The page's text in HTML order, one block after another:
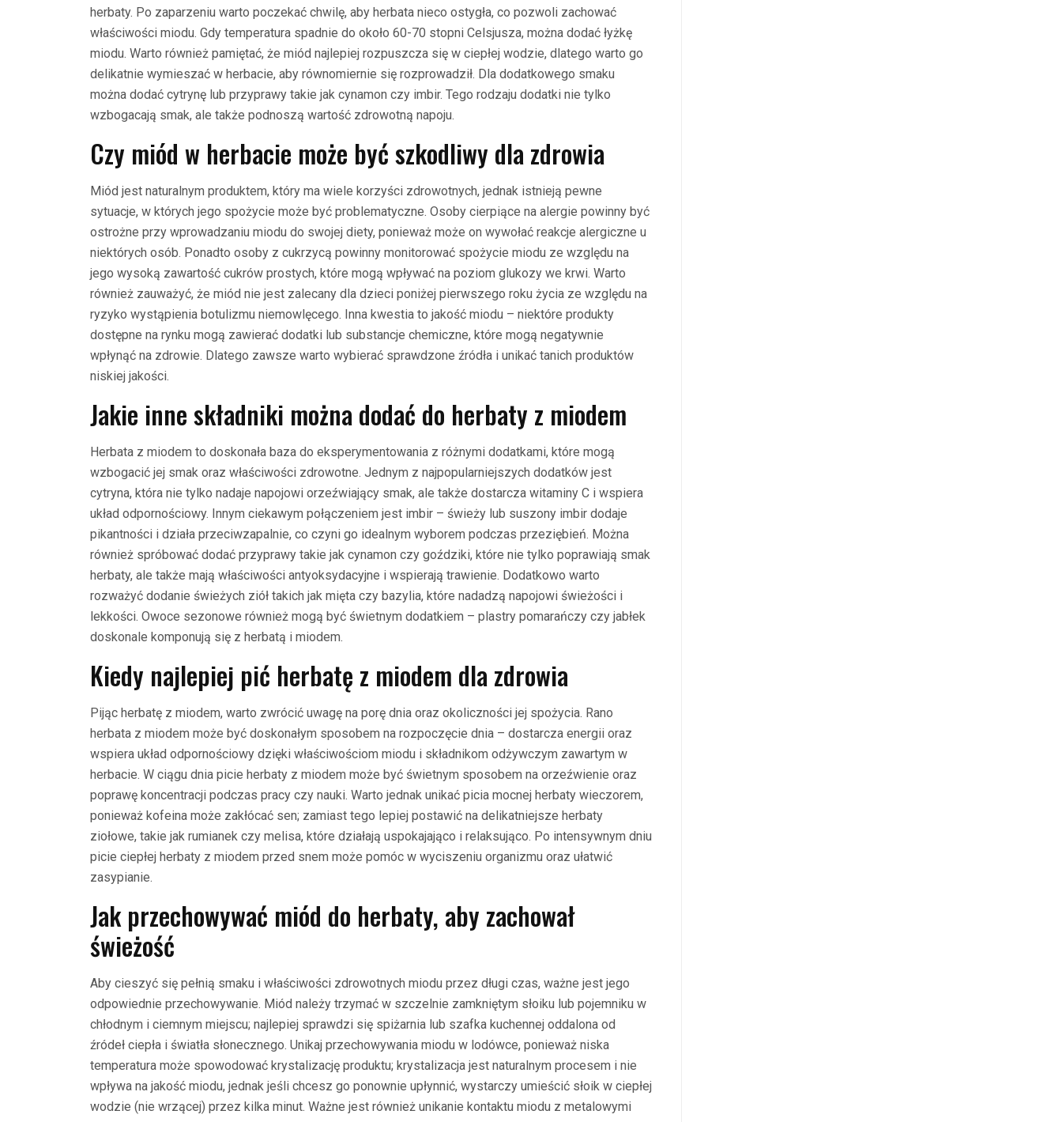
herbaty. Po zaparzeniu warto poczekać chwilę, aby herbata nieco ostygła, co pozwoli zachować
właściwości miodu. Gdy temperatura spadnie do około 60-70 stopni Celsjusza, można dodać łyżkę
miodu. Warto również pamiętać, że miód najlepiej rozpuszcza się w ciepłej wodzie, dlatego warto go
delikatnie wymieszać w herbacie, aby równomiernie się rozprowadził. Dla dodatkowego smaku
można dodać cytrynę lub przyprawy takie jak cynamon czy imbir. Tego rodzaju dodatki nie tylko
wzbogacają smak, ale także podnoszą wartość zdrowotną napoju.
Czy miód w herbacie może być szkodliwy dla zdrowia
Miód jest naturalnym produktem, który ma wiele korzyści zdrowotnych, jednak istnieją pewne
sytuacje, w których jego spożycie może być problematyczne. Osoby cierpiące na alergie powinny być
ostrożne przy wprowadzaniu miodu do swojej diety, ponieważ może on wywołać reakcje alergiczne u
niektórych osób. Ponadto osoby z cukrzycą powinny monitorować spożycie miodu ze względu na
jego wysoką zawartość cukrów prostych, które mogą wpływać na poziom glukozy we krwi. Warto
również zauważyć, że miód nie jest zalecany dla dzieci poniżej pierwszego roku życia ze względu na
ryzyko wystąpienia botulizmu niemowlęcego. Inna kwestia to jakość miodu – niektóre produkty
dostępne na rynku mogą zawierać dodatki lub substancje chemiczne, które mogą negatywnie
wpłynąć na zdrowie. Dlatego zawsze warto wybierać sprawdzone źródła i unikać tanich produktów
niskiej jakości.
Jakie inne składniki można dodać do herbaty z miodem
Herbata z miodem to doskonała baza do eksperymentowania z różnymi dodatkami, które mogą
wzbogacić jej smak oraz właściwości zdrowotne. Jednym z najpopularniejszych dodatków jest
cytryna, która nie tylko nadaje napojowi orzeźwiający smak, ale także dostarcza witaminy C i wspiera
układ odpornościowy. Innym ciekawym połączeniem jest imbir – świeży lub suszony imbir dodaje
pikantności i działa przeciwzapalnie, co czyni go idealnym wyborem podczas przeziębień. Można
również spróbować dodać przyprawy takie jak cynamon czy goździki, które nie tylko poprawiają smak
herbaty, ale także mają właściwości antyoksydacyjne i wspierają trawienie. Dodatkowo warto
rozważyć dodanie świeżych ziół takich jak mięta czy bazylia, które nadadzą napojowi świeżości i
lekkości. Owoce sezonowe również mogą być świetnym dodatkiem – plastry pomarańczy czy jabłek
doskonale komponują się z herbatą i miodem.
Kiedy najlepiej pić herbatę z miodem dla zdrowia
Pijąc herbatę z miodem, warto zwrócić uwagę na porę dnia oraz okoliczności jej spożycia. Rano
herbata z miodem może być doskonałym sposobem na rozpoczęcie dnia – dostarcza energii oraz
wspiera układ odpornościowy dzięki właściwościom miodu i składnikom odżywczym zawartym w
herbacie. W ciągu dnia picie herbaty z miodem może być świetnym sposobem na orzeźwienie oraz
poprawę koncentracji podczas pracy czy nauki. Warto jednak unikać picia mocnej herbaty wieczorem,
ponieważ kofeina może zakłócać sen; zamiast tego lepiej postawić na delikatniejsze herbaty
ziołowe, takie jak rumianek czy melisa, które działają uspokajająco i relaksująco. Po intensywnym dniu
picie ciepłej herbaty z miodem przed snem może pomóc w wyciszeniu organizmu oraz ułatwić
zasypianie.
Jak przechowywać miód do herbaty, aby zachował
świeżość
Aby cieszyć się pełnią smaku i właściwości zdrowotnych miodu przez długi czas, ważne jest jego
odpowiednie przechowywanie. Miód należy trzymać w szczelnie zamkniętym słoiku lub pojemniku w
chłodnym i ciemnym miejscu; najlepiej sprawdzi się spiżarnia lub szafka kuchennej oddalona od
źródeł ciepła i światła słonecznego. Unikaj przechowywania miodu w lodówce, ponieważ niska
temperatura może spowodować krystalizację produktu; krystalizacja jest naturalnym procesem i nie
wpływa na jakość miodu, jednak jeśli chcesz go ponownie upłynnić, wystarczy umieścić słoik w ciepłej
wodzie (nie wrzącej) przez kilka minut. Ważne jest również unikanie kontaktu miodu z metalowymi